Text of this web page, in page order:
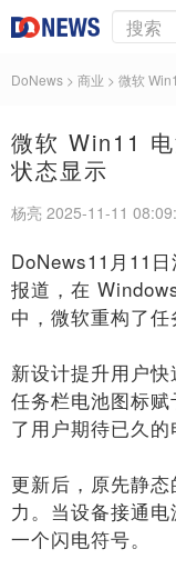
DoNews > 商业 > 微软
微软 Win11
状态显示
杨亮 2025-11-11
DoNews11月11
报道，在
中，微软重构了任
新设计提升用户
任务栏电池图标
了用户期待已久的
更新后，原先静
力。当设备接通
一个闪电符号。